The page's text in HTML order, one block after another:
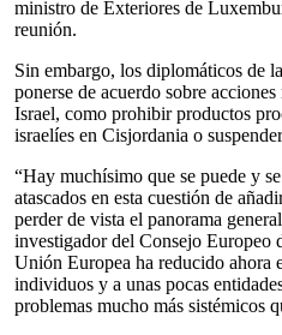
ministro de Exteriores de
reunión.
Sin embargo, los diplomáticos de
ponerse de acuerdo sobre
Israel, como prohibir productos
israelíes en Cisjordania o
“Hay muchísimo que se puede y
atascados en esta cuestión de
perder de vista el panorama
investigador del Consejo Europeo
Unión Europea ha reducido ahora
individuos y a unas pocas
problemas mucho más sistémicos